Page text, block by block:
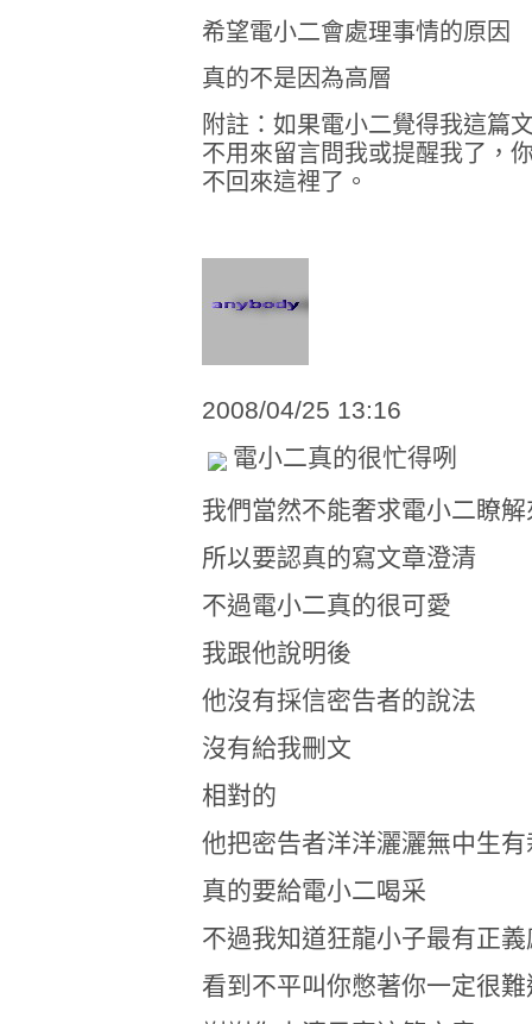
希望電小二會處理事情的原因
真的不是因為高層
附註：如果電小二覺得我這篇
不用來留言問我或提醒我了，
不回來這裡了。
2008/04/25 13:16
電小二真的很忙得咧
我們當然不能奢求電小二瞭
所以要認真的寫文章澄清
不過電小二真的很可愛
我跟他說明後
他沒有採信密告者的說法
沒有給我刪文
相對的
他把密告者洋洋灑灑無中生
真的要給電小二喝采
不過我知道狂龍小子最有正義
看到不平叫你憋著你一定很難